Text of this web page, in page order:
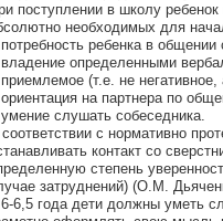
поступлении в школу
необходимых для
ребенка в
определенными
(т.е. не
на партнера по
слушать собеседника.
с нормативно
контакт со
степень
затруднений) (О.М.
6,5 года дети должны уметь